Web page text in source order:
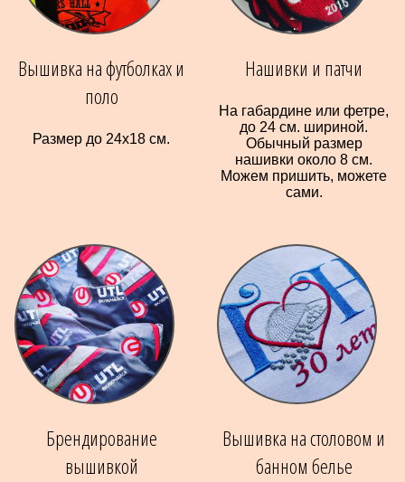
Вышивка на футболках и
поло
Размер до 24х18 см.
Нашивки и патчи
На габардине или фетре,
до 24 см. шириной.
Обычный размер
нашивки около 8 см.
Можем пришить, можете
сами.
Брендирование
вышивкой
Вышивка на столовом и
банном белье